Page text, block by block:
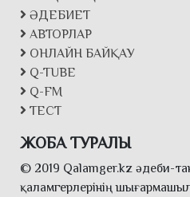
ӘДЕБИЕТ
АВТОРЛАР
ОНЛАЙН БАЙҚАУ
Q-TUBE
Q-FM
ТЕСТ
ЖОБА ТУРАЛЫ
© 2019 Qalamger.kz әдеби-
қаламгерлерінің